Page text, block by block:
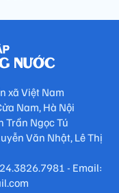
xã Việt Nam
Nam, Hà Nội
Trần Ngọc Tú
Văn Nhật, Lê Thị
- Email: